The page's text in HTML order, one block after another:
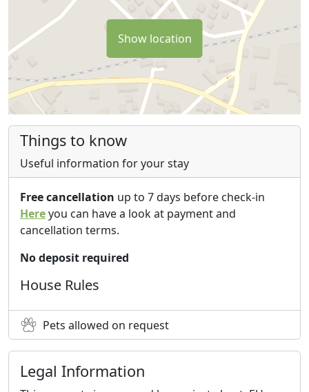
Show location
Things to know
Useful information for your stay
Free cancellation up to 7 days before check-in
Hereyou can have a look at payment and
cancellation terms.
No deposit required
House Rules
Pets allowed on request
Legal Information